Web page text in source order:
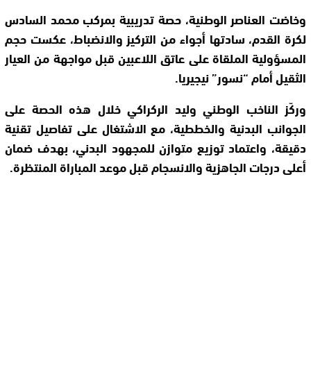
وخاضت العناصر الوطنية، حصة تدريبية بمركب محمد السادس
لكرة القدم، سادتها أجواء من التركيز والانضباط، عكست حجم
المسؤولية الملقاة على عاتق اللاعبين قبل مواجهة من العيار
الثقيل أمام “نسور” نيجيريا.
وركّز الناخب الوطني وليد الركراكي خلال هذه الحصة على
الجوانب البدنية والخططية، مع الاشتغال على تفاصيل تقنية
دقيقة، واعتماد توزيع متوازن للمجهود البدني، بهدف ضمان
أعلى درجات الجاهزية والانسجام قبل موعد المباراة المنتظرة.